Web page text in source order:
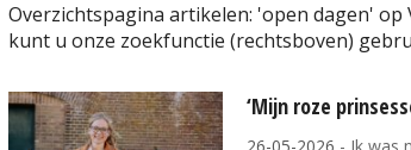
Overzichtspagina artikelen: 'open dagen'
kunt u onze zoekfunctie (rechtsboven)
‘Mijn roze